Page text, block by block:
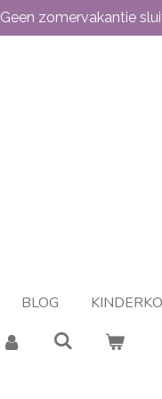
Geen zomervakantie
BLOG